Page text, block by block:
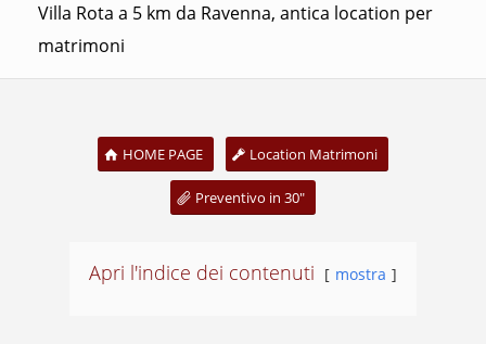
Villa Rota a 5 km da Ravenna, antica location per
matrimoni
HOME PAGE Location Matrimoni
Preventivo in 30"
Apri l'indice dei contenuti mostra